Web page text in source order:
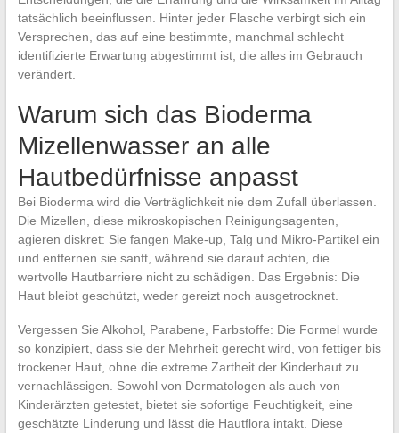
tatsächlich beeinflussen. Hinter jeder Flasche verbirgt sich ein
Versprechen, das auf eine bestimmte, manchmal schlecht
identifizierte Erwartung abgestimmt ist, die alles im Gebrauch
verändert.
Warum sich das Bioderma
Mizellenwasser an alle
Hautbedürfnisse anpasst
Bei Bioderma wird die Verträglichkeit nie dem Zufall überlassen.
Die Mizellen, diese mikroskopischen Reinigungsagenten,
agieren diskret: Sie fangen Make-up, Talg und Mikro-Partikel ein
und entfernen sie sanft, während sie darauf achten, die
wertvolle Hautbarriere nicht zu schädigen. Das Ergebnis: Die
Haut bleibt geschützt, weder gereizt noch ausgetrocknet.
Vergessen Sie Alkohol, Parabene, Farbstoffe: Die Formel wurde
so konzipiert, dass sie der Mehrheit gerecht wird, von fettiger bis
trockener Haut, ohne die extreme Zartheit der Kinderhaut zu
vernachlässigen. Sowohl von Dermatologen als auch von
Kinderärzten getestet, bietet sie sofortige Feuchtigkeit, eine
geschätzte Linderung und lässt die Hautflora intakt. Diese